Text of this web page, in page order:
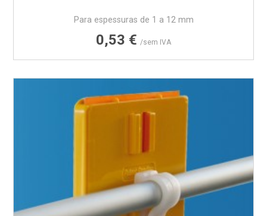
Para espessuras de 1 a 12 mm
Preço
0,53 € /sem IVA